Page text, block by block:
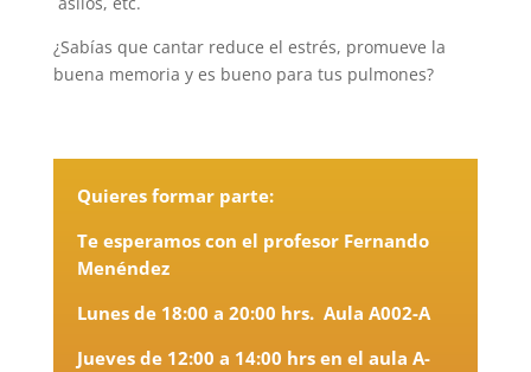
¿Sabías que cantar reduce el estrés, promueve la
buena memoria y es bueno para tus pulmones?
Quieres formar parte:
Te esperamos con el profesor Fernando
Menéndez
Lunes de 18:00 a 20:00 hrs. Aula A002-A
Jueves de 12:00 a 14:00 hrs en el aula A-